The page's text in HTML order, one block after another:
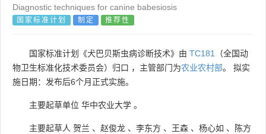
团体标准 企业标准
国外标准 技术委员会
Diagnostic techniques for canine babesiosis
国家标准计划 制定 推荐性
国家标准计划《犬巴贝斯虫病诊断技术》由 TC181
（全国动
物卫生标准化技术委员会）归口 ，主管部门为农业农村部。 拟实
施日期：发布后6个月正式实施。
主要起草单位 华中农业大学 。
主要起草人 贺兰 、 赵俊龙 、 李东方 、 王森 、 杨心如 、
陈方